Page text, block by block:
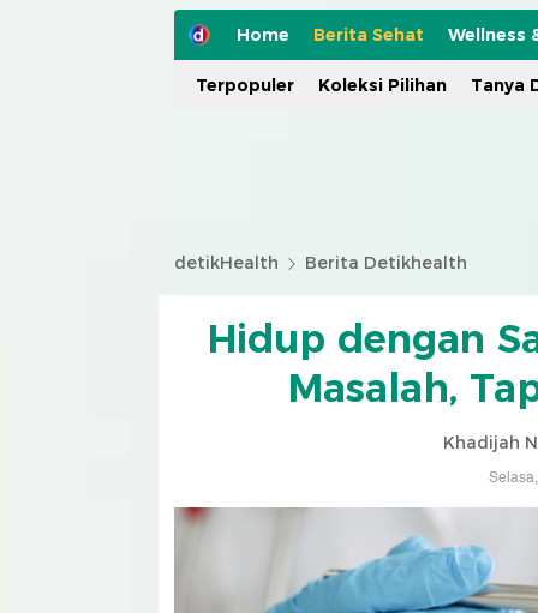
Home Berita Sehat Wellness
Terpopuler Koleksi Pilihan Tanya
detikHealth Berita Detikhealth
Hidup dengan
Masalah,
Khadijah